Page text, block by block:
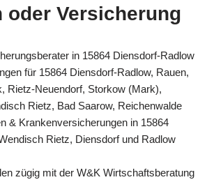
oder Versicherung
in 15864 Diensdorf-Radlow
für 15864 Diensdorf-Radlow, Rauen,
Rietz-Neuendorf, Storkow (Mark),
Rietz, Bad Saarow, Reichenwalde
& Krankenversicherungen in 15864
Rietz, Diensdorf und Radlow
zügig mit der W&K Wirtschaftsberatung